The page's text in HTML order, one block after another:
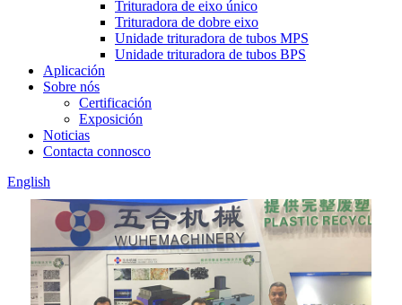
Trituradora de eixo único
Trituradora de dobre eixo
Unidade trituradora de tubos MPS
Unidade trituradora de tubos BPS
Aplicación
Sobre nós
Certificación
Exposición
Noticias
Contacta connosco
English